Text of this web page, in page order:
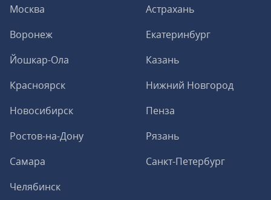
Москва
Астрахань
Воронеж
Екатеринбург
Йошкар-Ола
Казань
Красноярск
Нижний Новгород
Новосибирск
Пенза
Ростов-на-Дону
Рязань
Самара
Санкт-Петербург
Челябинск